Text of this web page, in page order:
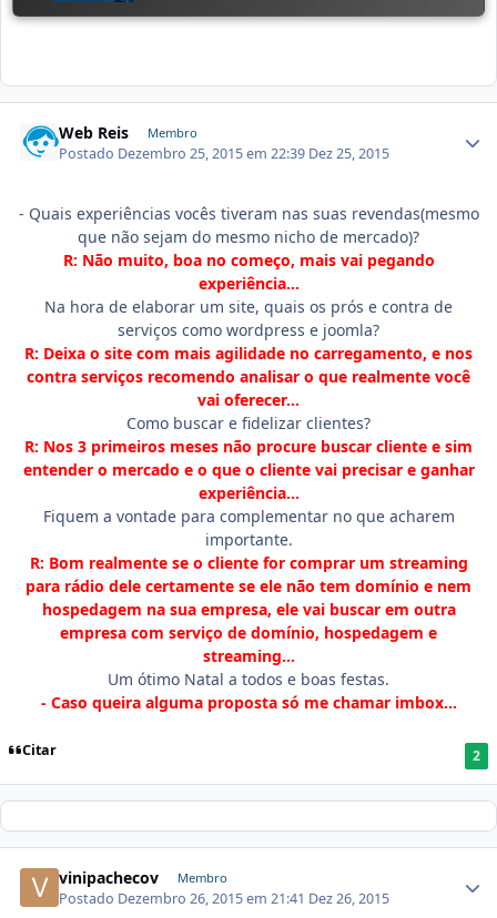
Web Reis Membro
Postado Dezembro 25, 2015 em 22:39 Dez 25, 2015
- Quais experiências vocês tiveram nas suas revendas(mesmo
que não sejam do mesmo nicho de mercado)?
R: Não muito, boa no começo, mais vai pegando
experiência...
Na hora de elaborar um site, quais os prós e contra de
serviços como wordpress e joomla?
R: Deixa o site com mais agilidade no carregamento, e nos
contra serviços recomendo analisar o que realmente você
vai oferecer...
Como buscar e fidelizar clientes?
R: Nos 3 primeiros meses não procure buscar cliente e sim
entender o mercado e o que o cliente vai precisar e ganhar
experiência...
Fiquem a vontade para complementar no que acharem
importante.
R: Bom realmente se o cliente for comprar um streaming
para rádio dele certamente se ele não tem domínio e nem
hospedagem na sua empresa, ele vai buscar em outra
empresa com serviço de domínio, hospedagem e
streaming...
Um ótimo Natal a todos e boas festas.
- Caso queira alguma proposta só me chamar imbox...
Citar 2
vinipachecov Membro
Postado Dezembro 26, 2015 em 21:41 Dez 26, 2015